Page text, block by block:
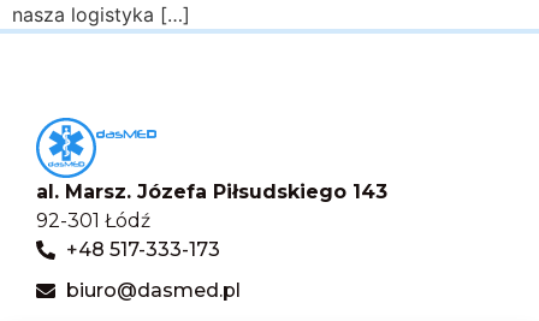
nasza logistyka […]
al. Marsz. Józefa Piłsudskiego 143
92-301 Łódź
+48 517-333-173
biuro@dasmed.pl